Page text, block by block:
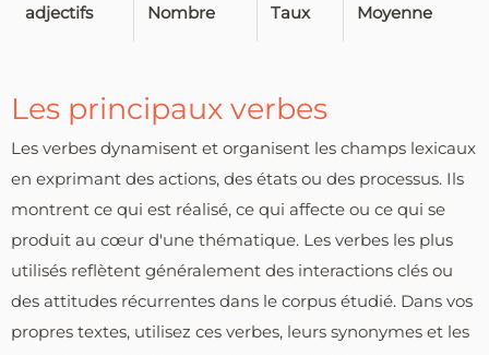
adjectifs Nombre Taux Moyenne
Les principaux verbes
Les verbes dynamisent et organisent les champs lexicaux
en exprimant des actions, des états ou des processus. Ils
montrent ce qui est réalisé, ce qui affecte ou ce qui se
produit au cœur d'une thématique. Les verbes les plus
utilisés reflètent généralement des interactions clés ou
des attitudes récurrentes dans le corpus étudié. Dans vos
propres textes, utilisez ces verbes, leurs synonymes et les